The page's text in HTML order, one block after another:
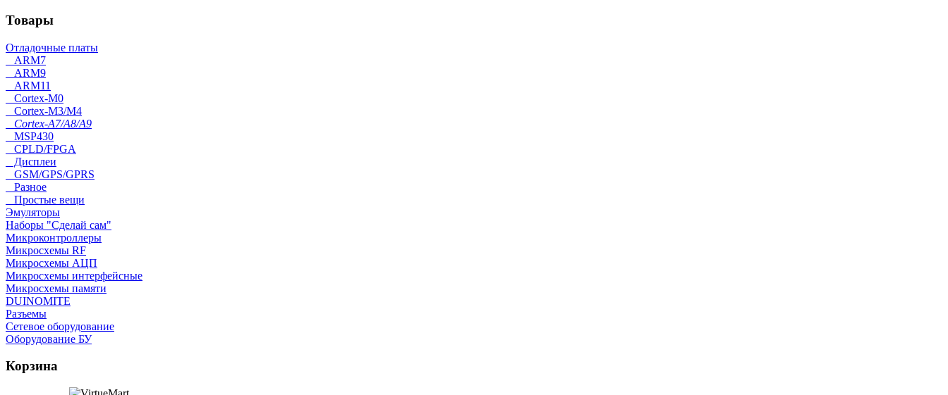
Товары
Отладочные платы
ARM7
ARM9
ARM11
Cortex-M0
Cortex-M3/M4
Cortex-A7/A8/A9
MSP430
CPLD/FPGA
Дисплеи
GSM/GPS/GPRS
Разное
Простые вещи
Эмуляторы
Наборы "Сделай сам"
Микроконтроллеры
Микросхемы RF
Микросхемы АЦП
Микросхемы интерфейсные
Микросхемы памяти
DUINOMITE
Разъемы
Сетевое оборудование
Оборудование БУ
Корзина